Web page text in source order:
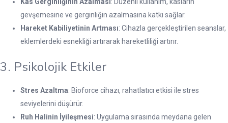
gevşemesine ve gerginliğin azalmasına katkı sağlar.
Hareket Kabiliyetinin Artması: Cihazla gerçekleştirilen seanslar,
eklemlerdeki esnekliği artırarak hareketliliği artırır.
3. Psikolojik Etkiler
Stres Azaltma: Bioforce cihazı, rahatlatıcı etkisi ile stres
seviyelerini düşürür.
Ruh Halinin İyileşmesi: Uygulama sırasında meydana gelen